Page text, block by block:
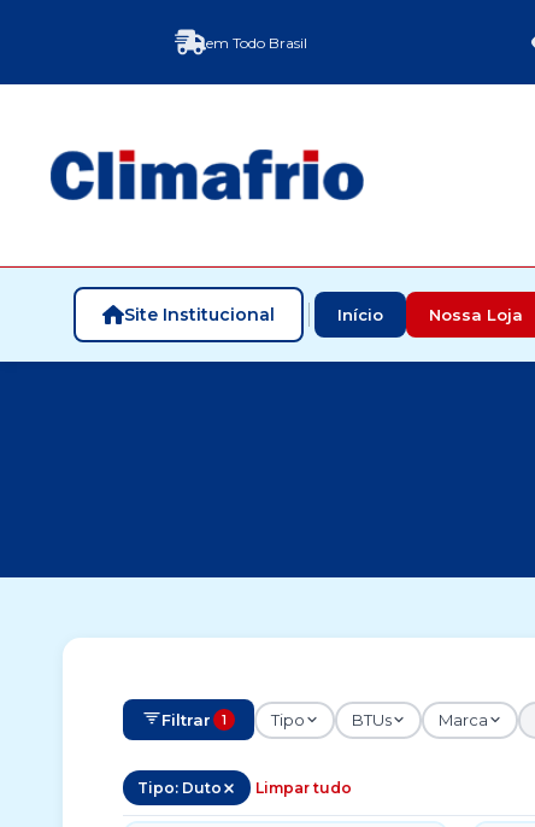
em Todo Brasil
Site Institucional Início Nossa Loja
Filtrar 1 Tipo BTUs Marca
Tipo: Duto Limpar tudo